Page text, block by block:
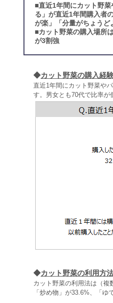
■直近1年間にカット野
る」が直近1年間購入者
が楽」「分量がちょうど
■カット野菜の購入場所
が3割強
◆カット野菜の購入経
直近1年間にカット野菜や
す。男女とも70代で比率が
◆カット野菜の利用方
カット野菜の利用法は（複
「炒め物」が33.6%、「ゆ